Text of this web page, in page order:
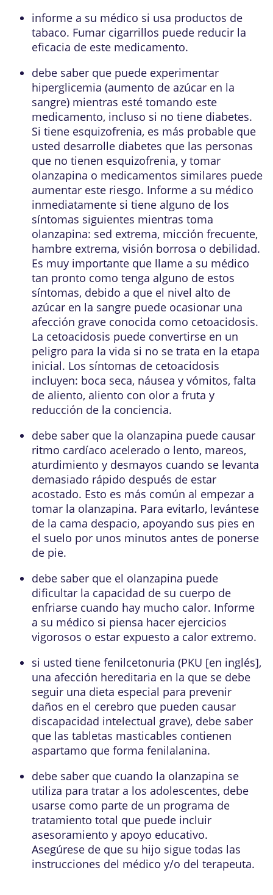
informe a su médico si usa productos de
tabaco. Fumar cigarrillos puede reducir la
eficacia de este medicamento.
debe saber que puede experimentar
hiperglicemia (aumento de azúcar en la
sangre) mientras esté tomando este
medicamento, incluso si no tiene diabetes.
Si tiene esquizofrenia, es más probable que
usted desarrolle diabetes que las personas
que no tienen esquizofrenia, y tomar
olanzapina o medicamentos similares puede
aumentar este riesgo. Informe a su médico
inmediatamente si tiene alguno de los
síntomas siguientes mientras toma
olanzapina: sed extrema, micción frecuente,
hambre extrema, visión borrosa o debilidad.
Es muy importante que llame a su médico
tan pronto como tenga alguno de estos
síntomas, debido a que el nivel alto de
azúcar en la sangre puede ocasionar una
afección grave conocida como cetoacidosis.
La cetoacidosis puede convertirse en un
peligro para la vida si no se trata en la etapa
inicial. Los síntomas de cetoacidosis
incluyen: boca seca, náusea y vómitos, falta
de aliento, aliento con olor a fruta y
reducción de la conciencia.
debe saber que la olanzapina puede causar
ritmo cardíaco acelerado o lento, mareos,
aturdimiento y desmayos cuando se levanta
demasiado rápido después de estar
acostado. Esto es más común al empezar a
tomar la olanzapina. Para evitarlo, levántese
de la cama despacio, apoyando sus pies en
el suelo por unos minutos antes de ponerse
de pie.
debe saber que el olanzapina puede
dificultar la capacidad de su cuerpo de
enfriarse cuando hay mucho calor. Informe
a su médico si piensa hacer ejercicios
vigorosos o estar expuesto a calor extremo.
si usted tiene fenilcetonuria (PKU [en inglés],
una afección hereditaria en la que se debe
seguir una dieta especial para prevenir
daños en el cerebro que pueden causar
discapacidad intelectual grave), debe saber
que las tabletas masticables contienen
aspartamo que forma fenilalanina.
debe saber que cuando la olanzapina se
utiliza para tratar a los adolescentes, debe
usarse como parte de un programa de
tratamiento total que puede incluir
asesoramiento y apoyo educativo.
Asegúrese de que su hijo sigue todas las
instrucciones del médico y/o del terapeuta.